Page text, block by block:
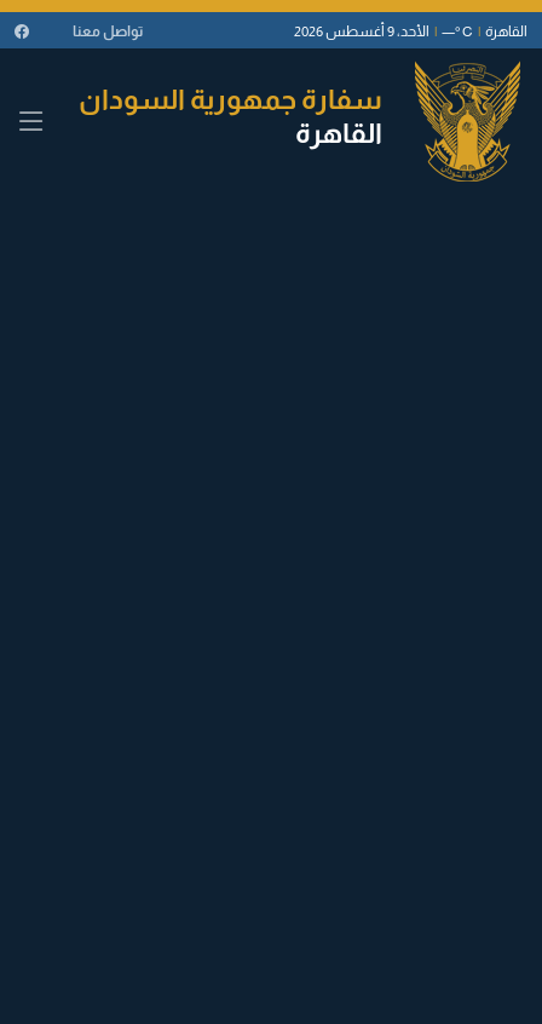
القاهرة |
—° C
| الأحد، 9 أغسطس 2026 تواصل معنا
سفارة جمهورية السودان
القاهرة